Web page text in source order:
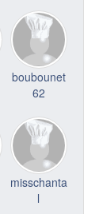
boubounet
62
misschanta
l